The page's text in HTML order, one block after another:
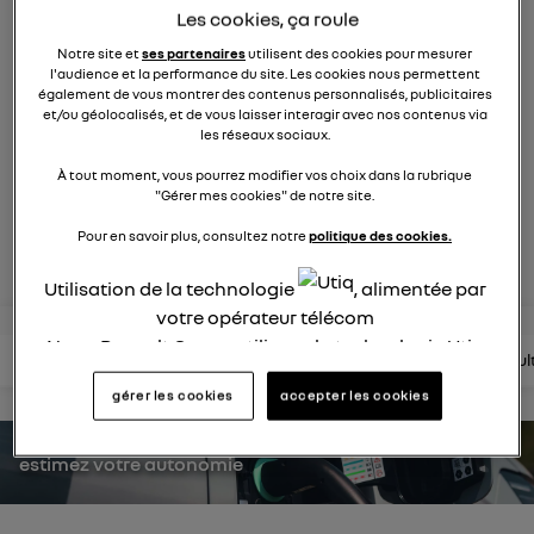
553membres
hybride par nature
posez une question
rejoignez
estimez votre autonomie
Les cookies, ça roule
Notre site etses partenairesutilisent des cookies pour mesurer
l'audience et la performance du site. Les cookies nous permettent
également de vous montrer des contenus personnalisés, publicitaires
et/ou géolocalisés, et de vous laisser interagir avec nos contenus via
les réseaux sociaux.
À tout moment, vous pourrez modifier vos choix dans la rubrique
"Gérer mes cookies" de notre site.
Pour en savoir plus, consultez notrepolitique des cookies.
Utilisation de la technologie
, alimentée par
votre opérateur télécom
Nous, Renault Group, utilisons la technologie Utiq
pour nos activités digitales (telles que décrites
dans cette notice de consentement) et liées à
utilisez une connexion internet fournie parun
opérateur télécom participantet que vous
gérer les cookies accepter les cookies